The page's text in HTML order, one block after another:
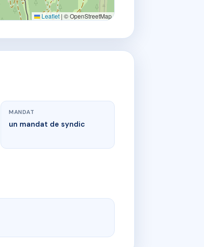
Leaflet | © OpenStreetMap
MANDAT
un mandat de syndic